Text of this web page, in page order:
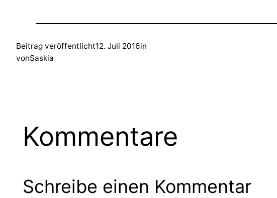
Beitrag veröffentlicht12. Juli 2016in
vonSaskia
Kommentare
Schreibe einen Kommentar